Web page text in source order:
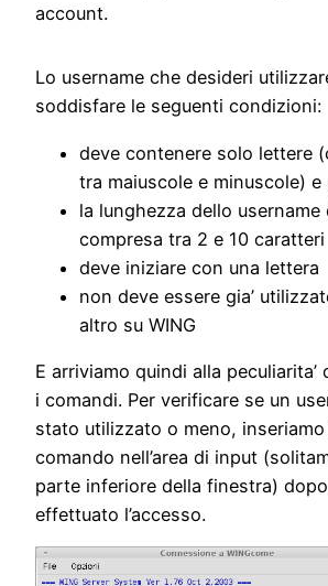
account.
Lo username che desideri
soddisfare le seguenti condizioni:
deve contenere solo lettere
tra maiuscole e minuscole) e
la lunghezza dello username
compresa tra 2 e 10 caratteri
deve iniziare con una lettera
non deve essere gia’
altro su WING
E arriviamo quindi alla
i comandi. Per verificare se un
stato utilizzato o meno,
comando nell’area di input
parte inferiore della finestra)
effettuato l’accesso.